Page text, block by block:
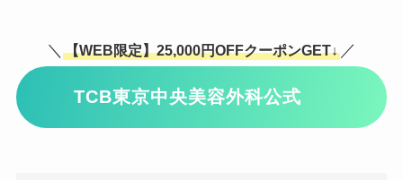
＼ 【WEB限定】25,000円OFFクーポンGET↓ ／
TCB東京中央美容外科公式